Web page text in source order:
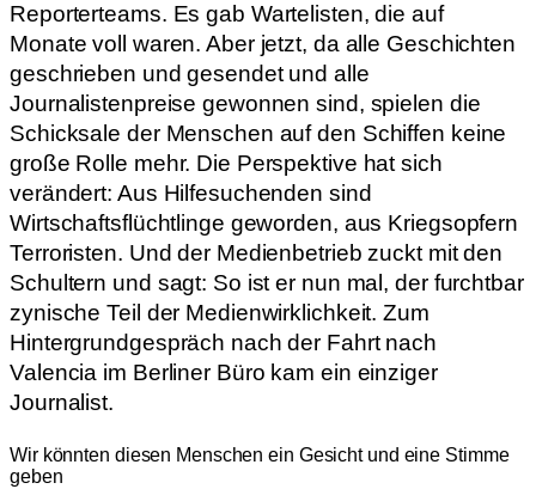
Reporterteams. Es gab Wartelisten, die auf
Monate voll waren. Aber jetzt, da alle Geschichten
geschrieben und gesendet und alle
Journalistenpreise gewonnen sind, spielen die
Schicksale der Menschen auf den Schiffen keine
große Rolle mehr. Die Perspektive hat sich
verändert: Aus Hilfesuchenden sind
Wirtschaftsflüchtlinge geworden, aus Kriegsopfern
Terroristen. Und der Medienbetrieb zuckt mit den
Schultern und sagt: So ist er nun mal, der furchtbar
zynische Teil der Medienwirklichkeit. Zum
Hintergrundgespräch nach der Fahrt nach
Valencia im Berliner Büro kam ein einziger
Journalist.
Wir könnten diesen Menschen ein Gesicht und eine Stimme
geben